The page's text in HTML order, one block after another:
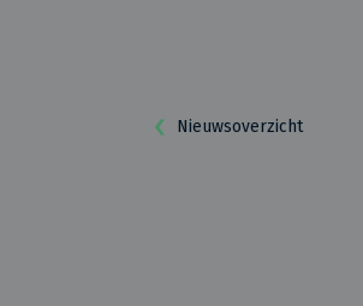
Nieuwsoverzicht